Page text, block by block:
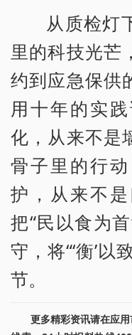
从质检灯
里的科技光芒
约到应急保供
用十年的实
化，从来不是
骨子里的行
护，从来不
把“民以食为
守，将“‘衡’
节。
更多精彩资讯请在应